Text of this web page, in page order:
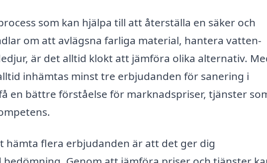
som kan hjälpa till att återställa en säker och
om att avlägsna farliga material, hantera vatten-
är det alltid klokt att jämföra olika alternativ.
inhämtas minst tre erbjudanden för sanering i
en bättre förståelse för marknadspriser, tjänster
hämta flera erbjudanden är att det ger dig